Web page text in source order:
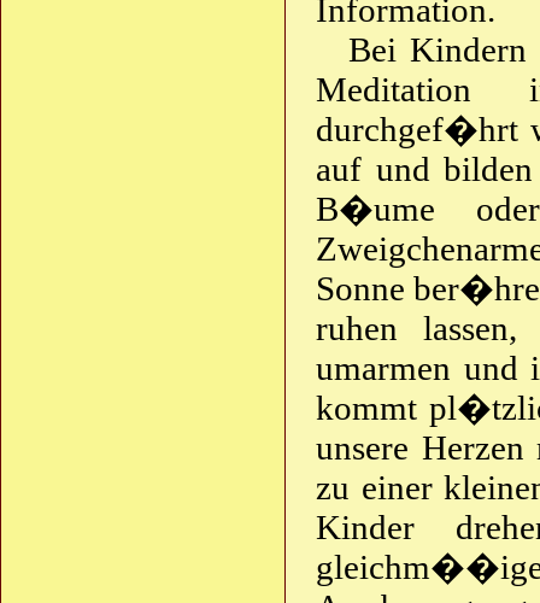
Information.
Bei Kindern
durchgef�hrt
auf und bilden
B�ume
Sonne
ruhen
umarmen und
kommt
unsere
zu einer
Kinder